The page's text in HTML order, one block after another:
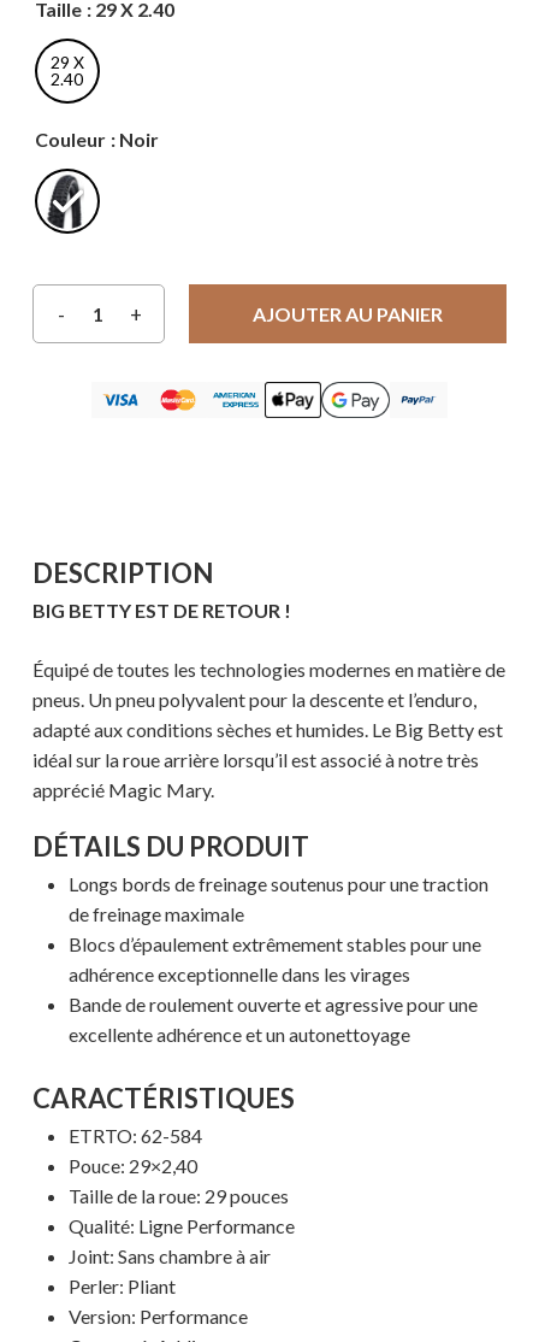
Taille : 29 X 2.40
29 X
2.40
Couleur : Noir
AJOUTER AU PANIER
DESCRIPTION
BIG BETTY EST DE RETOUR !
Équipé de toutes les technologies modernes en matière de
pneus. Un pneu polyvalent pour la descente et l’enduro,
adapté aux conditions sèches et humides. Le Big Betty est
idéal sur la roue arrière lorsqu’il est associé à notre très
apprécié Magic Mary.
DÉTAILS DU PRODUIT
Longs bords de freinage soutenus pour une traction
de freinage maximale
Blocs d’épaulement extrêmement stables pour une
adhérence exceptionnelle dans les virages
Bande de roulement ouverte et agressive pour une
excellente adhérence et un autonettoyage
CARACTÉRISTIQUES
ETRTO: 62-584
Pouce: 29×2,40
Taille de la roue: 29 pouces
Qualité: Ligne Performance
Joint: Sans chambre à air
Perler: Pliant
Version: Performance